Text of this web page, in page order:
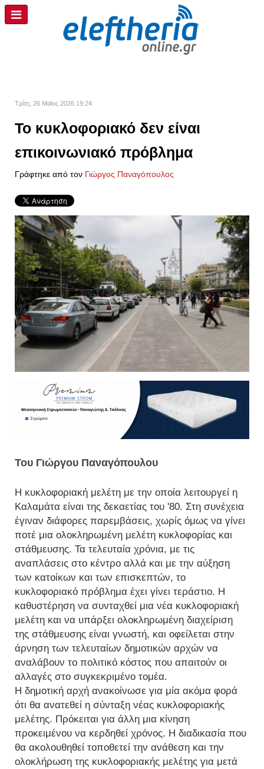
Τρίτη, 26 Μαϊος 2026 19:24
Το κυκλοφοριακό δεν είναι
επικοινωνιακό πρόβλημα
Γράφτηκε από τον Γιώργος Παναγόπουλος
Του Γιώργου Παναγόπουλου
Η κυκλοφοριακή μελέτη με την οποία λειτουργεί η
Καλαμάτα είναι της δεκαετίας του '80. Στη συνέχεια
έγιναν διάφορες παρεμβάσεις, χωρίς όμως να γίνει
ποτέ μια ολοκληρωμένη μελέτη κυκλοφορίας και
στάθμευσης. Τα τελευταία χρόνια, με τις
αναπλάσεις στο κέντρο αλλά και με την αύξηση
των κατοίκων και των επισκεπτών, το
κυκλοφοριακό πρόβλημα έχει γίνει τεράστιο. Η
καθυστέρηση να συνταχθεί μια νέα κυκλοφοριακή
μελέτη και να υπάρξει ολοκληρωμένη διαχείριση
της στάθμευσης είναι γνωστή, και οφείλεται στην
άρνηση των τελευταίων δημοτικών αρχών να
αναλάβουν το πολιτικό κόστος που απαιτούν οι
αλλαγές στο συγκεκριμένο τομέα.
Η δημοτική αρχή ανακοίνωσε για μία ακόμα φορά
ότι θα ανατεθεί η σύνταξη νέας κυκλοφοριακής
μελέτης. Πρόκειται για άλλη μια κίνηση
προκειμένου να κερδηθεί χρόνος. Η διαδικασία που
θα ακολουθηθεί τοποθετεί την ανάθεση και την
ολοκλήρωση της κυκλοφοριακής μελέτης για μετά